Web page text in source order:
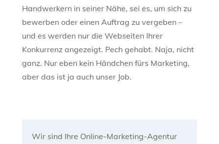
Handwerkern in seiner Nähe, sei es, um sich zu
bewerben oder einen Auftrag zu vergeben –
und es werden nur die Webseiten Ihrer
Konkurrenz angezeigt. Pech gehabt. Naja, nicht
ganz. Nur eben kein Händchen fürs Marketing,
aber das ist ja auch unser Job.
Wir sind Ihre Online-Marketing-Agentur